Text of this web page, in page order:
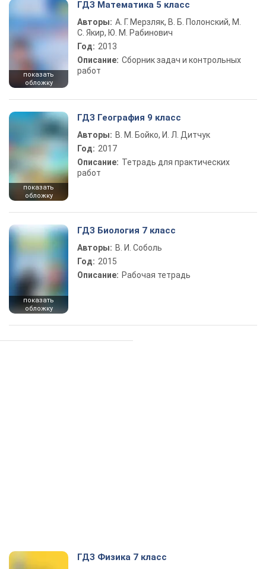
показать
обложку
ГДЗ Математика 5 класс
Авторы: А. Г. Мерзляк, В. Б. Полонский, М.
С. Якир, Ю. М. Рабинович
Год: 2013
Описание: Сборник задач и контрольных
работ
показать
обложку
ГДЗ География 9 класс
Авторы: В. М. Бойко, И. Л. Дитчук
Год: 2017
Описание: Тетрадь для практических
работ
показать
обложку
ГДЗ Биология 7 класс
Авторы: В. И. Соболь
Год: 2015
Описание: Рабочая тетрадь
ГДЗ Физика 7 класс